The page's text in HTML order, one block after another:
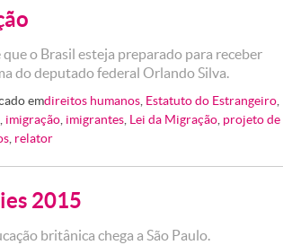
o Brasil esteja preparado para receber
do deputado federal Orlando Silva.
emdireitos humanos Estatuto do Estrangeiro
imigração imigrantes Lei da Migração projeto de
relator
2015
britânica chega a São Paulo.